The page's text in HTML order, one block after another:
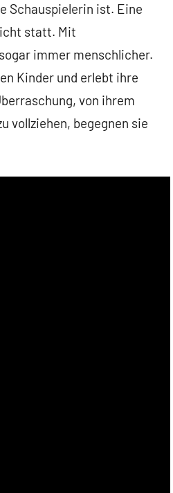
Schauspielerin ist. Eine
statt. Mit
immer menschlicher.
Kinder und erlebt ihre
von ihrem
vollziehen, begegnen sie